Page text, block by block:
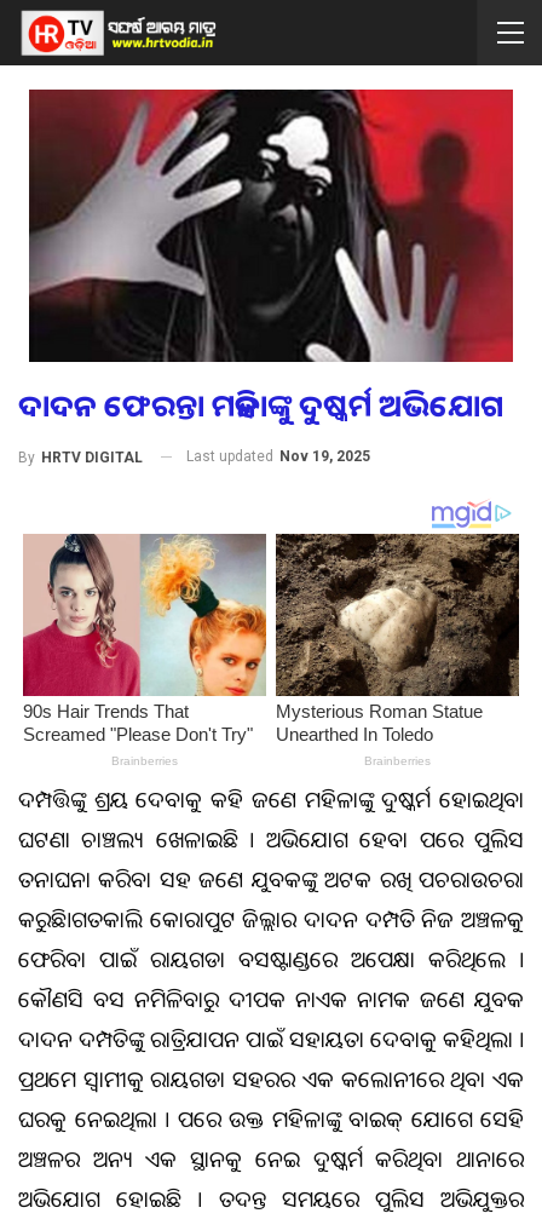
ଦାଦନ ଫେରନ୍ତା ମହିଳାଙ୍କୁ ଦୁଷ୍କର୍ମ ଅଭିଯୋଗ
By HRTV DIGITAL Last updated Nov 19, 2025
ଦମ୍ପତ୍ତିଙ୍କୁ ଆଶ୍ରୟ ଦେବାକୁ କହି ଜଣେ ମହିଳାଙ୍କୁ ଦୁଷ୍କର୍ମ ହୋଇଥିବା
ଘଟଣା ଚାଞ୍ଚଲ୍ୟ ଖେଳାଇଛି । ଅଭିଯୋଗ ହେବା ପରେ ପୁଲିସ
ତନାଘନା କରିବା ସହ ଜଣେ ଯୁବକଙ୍କୁ ଅଟକ ରଖି ପଚରାଉଚରା
କରୁଛି।ଗତକାଲି କୋରାପୁଟ ଜିଲ୍ଲାର ଦାଦନ ଦମ୍ପତି ନିଜ ଅଞ୍ଚଳକୁ
ଫେରିବା ପାଇଁ ରାୟଗଡା ବସଷ୍ଟାଣ୍ଡରେ ଅପେକ୍ଷା କରିଥିଲେ ।
କୌଣସି ବସ ନମିଳିବାରୁ ଦୀପକ ନାଏକ ନାମକ ଜଣେ ଯୁବକ
ଦାଦନ ଦମ୍ପତିଙ୍କୁ ରାତ୍ରିଯାପନ ପାଇଁ ସହାୟତା ଦେବାକୁ କହିଥିଲା ।
ପ୍ରଥମେ ସ୍ବାମୀକୁ ରାୟଗଡା ସହରର ଏକ କଲୋନୀରେ ଥିବା ଏକ
ଘରକୁ ନେଇଥିଲା । ପରେ ଉକ୍ତ ମହିଳାଙ୍କୁ ବାଇକ୍ ଯୋଗେ ସେହି
ଅଞ୍ଚଳର ଅନ୍ୟ ଏକ ସ୍ଥାନକୁ ନେଇ ଦୁଷ୍କର୍ମ କରିଥିବା ଥାନାରେ
ଅଭିଯୋଗ ହୋଇଛି । ତଦନ୍ତ ସମୟରେ ପୁଲିସ ଅଭିଯୁକ୍ତର